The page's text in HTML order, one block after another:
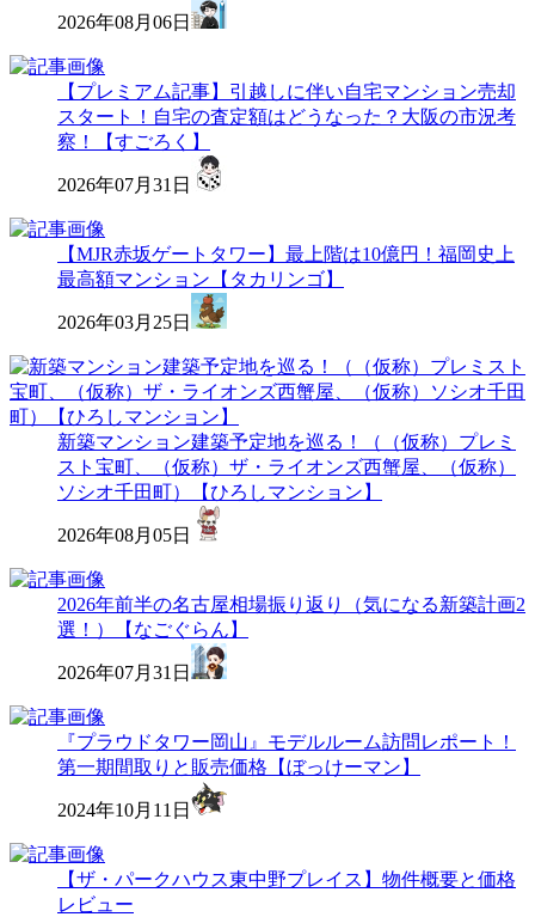
2026年08月06日
【プレミアム記事】引越しに伴い自宅マンション売却
スタート！自宅の査定額はどうなった？大阪の市況考
察！【すごろく】
2026年07月31日
【MJR赤坂ゲートタワー】最上階は10億円！福岡史上
最高額マンション【タカリンゴ】
2026年03月25日
新築マンション建築予定地を巡る！（（仮称）プレミ
スト宝町、（仮称）ザ・ライオンズ西蟹屋、（仮称）
ソシオ千田町）【ひろしマンション】
2026年08月05日
2026年前半の名古屋相場振り返り（気になる新築計画2
選！）【なごぐらん】
2026年07月31日
『プラウドタワー岡山』モデルルーム訪問レポート！
第一期間取りと販売価格【ぼっけーマン】
2024年10月11日
【ザ・パークハウス東中野プレイス】物件概要と価格
レビュー